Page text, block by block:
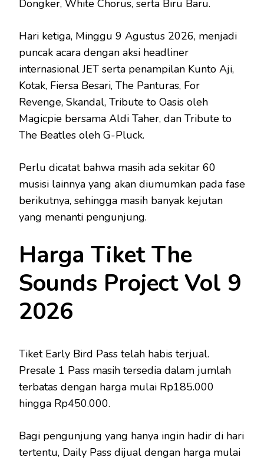
Dongker, White Chorus, serta Biru Baru.
Hari ketiga, Minggu 9 Agustus 2026, menjadi
puncak acara dengan aksi headliner
internasional JET serta penampilan Kunto Aji,
Kotak, Fiersa Besari, The Panturas, For
Revenge, Skandal, Tribute to Oasis oleh
Magicpie bersama Aldi Taher, dan Tribute to
The Beatles oleh G-Pluck.
Perlu dicatat bahwa masih ada sekitar 60
musisi lainnya yang akan diumumkan pada fase
berikutnya, sehingga masih banyak kejutan
yang menanti pengunjung.
Harga Tiket The
Sounds Project Vol 9
2026
Tiket Early Bird Pass telah habis terjual.
Presale 1 Pass masih tersedia dalam jumlah
terbatas dengan harga mulai Rp185.000
hingga Rp450.000.
Bagi pengunjung yang hanya ingin hadir di hari
tertentu, Daily Pass dijual dengan harga mulai